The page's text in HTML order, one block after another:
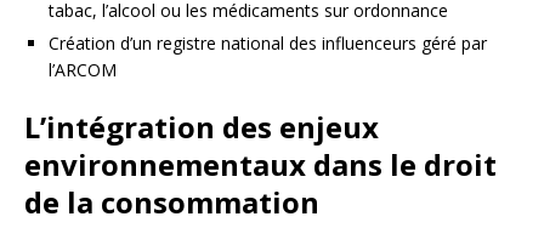
tabac, l’alcool ou les médicaments sur ordonnance
Création d’un registre national des influenceurs géré par
l’ARCOM
L’intégration des enjeux
environnementaux dans le droit
de la consommation